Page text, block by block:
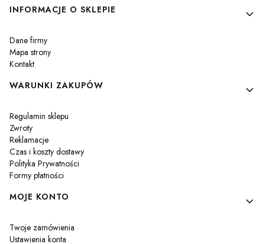
Linki w stopce
INFORMACJE O SKLEPIE
Dane firmy
Mapa strony
Kontakt
WARUNKI ZAKUPÓW
Regulamin sklepu
Zwroty
Reklamacje
Czas i koszty dostawy
Polityka Prywatności
Formy płatności
MOJE KONTO
Twoje zamówienia
Ustawienia konta